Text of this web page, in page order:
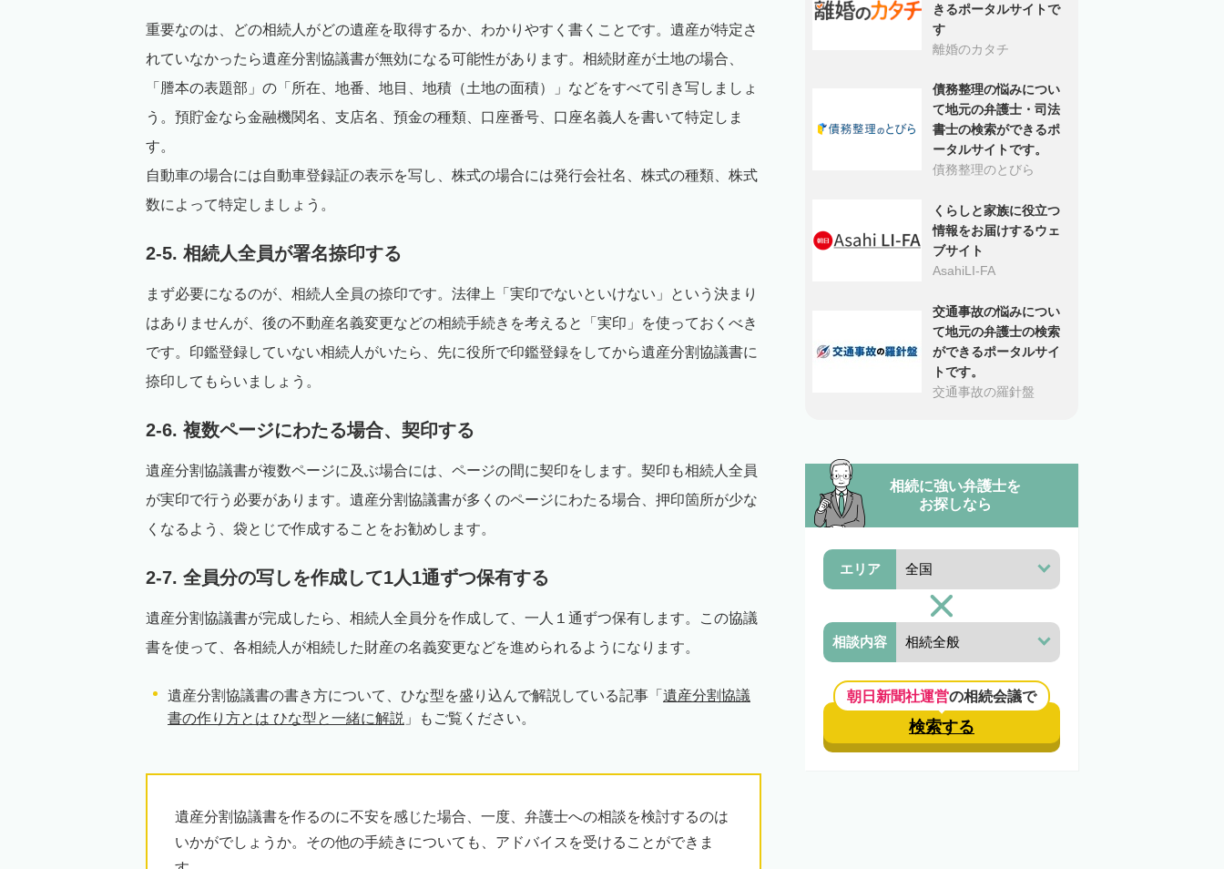
重要なのは、どの相続人がどの遺産を取得するか、わかりやすく書くことです。遺産が特定さ
れていなかったら遺産分割協議書が無効になる可能性があります。相続財産が土地の場合、
「謄本の表題部」の「所在、地番、地目、地積（土地の面積）」などをすべて引き写しましょ
う。預貯金なら金融機関名、支店名、預金の種類、口座番号、口座名義人を書いて特定しま
す。
自動車の場合には自動車登録証の表示を写し、株式の場合には発行会社名、株式の種類、株式
数によって特定しましょう。
2-5. 相続人全員が署名捺印する
まず必要になるのが、相続人全員の捺印です。法律上「実印でないといけない」という決まり
はありませんが、後の不動産名義変更などの相続手続きを考えると「実印」を使っておくべき
です。印鑑登録していない相続人がいたら、先に役所で印鑑登録をしてから遺産分割協議書に
捺印してもらいましょう。
2-6. 複数ページにわたる場合、契印する
遺産分割協議書が複数ページに及ぶ場合には、ページの間に契印をします。契印も相続人全員
が実印で行う必要があります。遺産分割協議書が多くのページにわたる場合、押印箇所が少な
くなるよう、袋とじで作成することをお勧めします。
2-7. 全員分の写しを作成して1人1通ずつ保有する
遺産分割協議書が完成したら、相続人全員分を作成して、一人１通ずつ保有します。この協議
書を使って、各相続人が相続した財産の名義変更などを進められるようになります。
遺産分割協議書の書き方について、ひな型を盛り込んで解説している記事「 遺産分割協議
書の作り方とは ひな型と一緒に解説 」もご覧ください。
遺産分割協議書を作るのに不安を感じた場合、一度、弁護士への相談を検討するのは
いかがでしょうか。その他の手続きについても、アドバイスを受けることができま
きるポータルサイトで
す
離婚のカタチ
債務整理の悩みについ
て地元の弁護士・司法
書士の検索ができるポ
ータルサイトです。
債務整理のとびら
くらしと家族に役立つ
情報をお届けするウェ
ブサイト
AsahiLI-FA
交通事故の悩みについ
て地元の弁護士の検索
ができるポータルサイ
トです。
交通事故の羅針盤
相続に強い弁護士を
お探しなら
エリア
相談内容
朝日新聞社運営の相続会議で
検索する